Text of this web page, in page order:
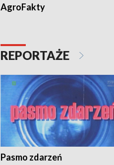
AgroFakty
REPORTAŻE
Pasmo zdarzeń